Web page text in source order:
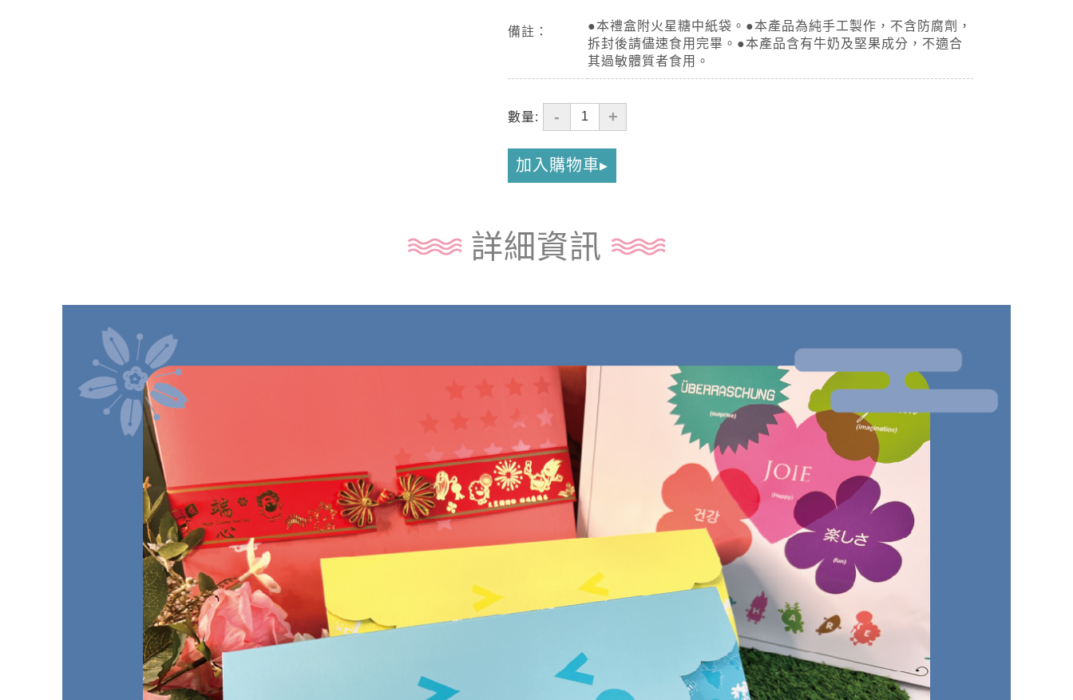
備註：
●本禮盒附火星糖中紙袋。●本產品為純手工製作，不含防腐劑，
拆封後請儘速食用完畢。●本產品含有牛奶及堅果成分，不適合
其過敏體質者食用。
數量: - +
加入購物車
詳細資訊